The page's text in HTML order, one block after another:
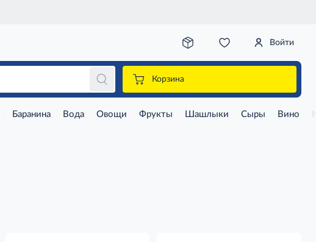
Войти
Корзина
Баранина Вода Овощи Фрукты Шашлыки Сыры Вино